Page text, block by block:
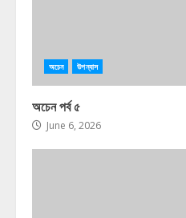
অচেন উপন্যাস
অচেন পর্ব ৫
June 6, 2026